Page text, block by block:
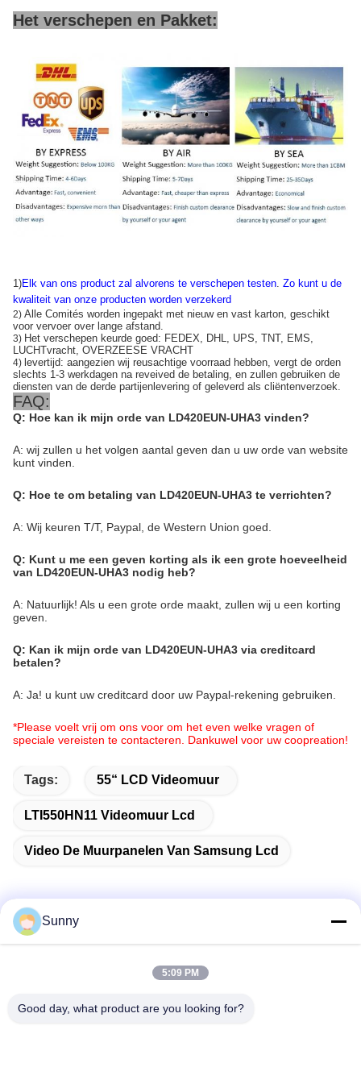
Het verschepen en Pakket:
1)Elk van ons product zal alvorens te verschepen testen. Zo kunt u de
kwaliteit van onze producten worden verzekerd
2) Alle Comités worden ingepakt met nieuw en vast karton, geschikt
voor vervoer over lange afstand.
3) Het verschepen keurde goed: FEDEX, DHL, UPS, TNT, EMS,
LUCHTvracht, OVERZEESE VRACHT
4) levertijd: aangezien wij reusachtige voorraad hebben, vergt de orden
slechts 1-3 werkdagen na reveived de betaling, en zullen gebruiken de
diensten van de derde partijenlevering of geleverd als cliëntenverzoek.
FAQ:
Q: Hoe kan ik mijn orde van LD420EUN-UHA3 vinden?
A: wij zullen u het volgen aantal geven dan u uw orde van website
kunt vinden.
Q: Hoe te om betaling van LD420EUN-UHA3 te verrichten?
A: Wij keuren T/T, Paypal, de Western Union goed.
Q: Kunt u me een geven korting als ik een grote hoeveelheid
van LD420EUN-UHA3 nodig heb?
A: Natuurlijk! Als u een grote orde maakt, zullen wij u een korting
geven.
Q: Kan ik mijn orde van LD420EUN-UHA3 via creditcard
betalen?
A: Ja! u kunt uw creditcard door uw Paypal-rekening gebruiken.
*Please voelt vrij om ons voor om het even welke vragen of
speciale vereisten te contacteren. Dankuwel voor uw coopreation!
Tags: 55“ LCD Videomuur
LTI550HN11 Videomuur Lcd
Video De Muurpanelen Van Samsung Lcd
Gebouw A, VERSINO Gebouw, Longhua New District,
Sunny
5:09 PM
Good day, what product are you looking for?